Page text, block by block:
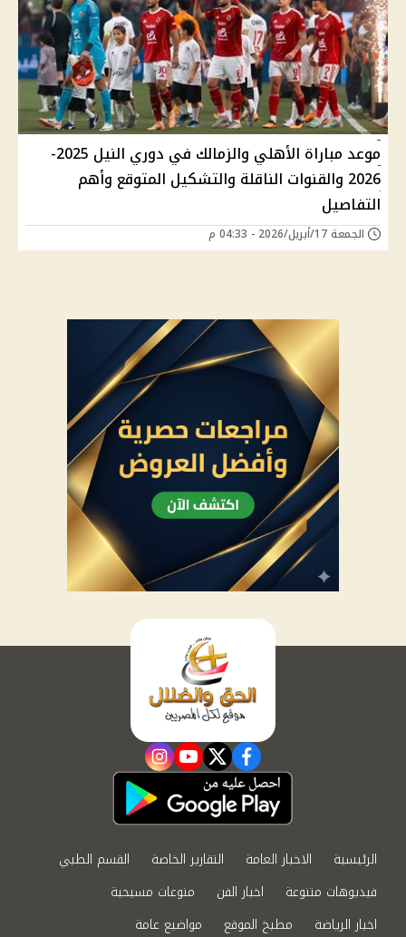
موعد مباراة الأهلي والزمالك في دوري النيل 2025-
2026 والقنوات الناقلة والتشكيل المتوقع وأهم
التفاصيل
الجمعة 17/أبريل/2026 - 04:33 م
facebook
twitter
youtube
instagram
الرئيسية الاخبار العامة التقارير الخاصة
القسم الطبي
فيديوهات متنوعة
اخبار الفن
منوعات مسيحية
اخبار الرياضة
مطبخ الموقع مواضيع عامة